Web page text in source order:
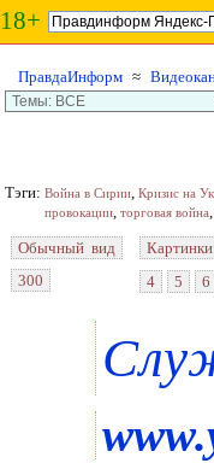
18+
ПравдаИнформ ≈
Тэги: Война в Сирии, Кризис на
провокации, торговая война,
Обычный вид
300
Картинки
4
5 6